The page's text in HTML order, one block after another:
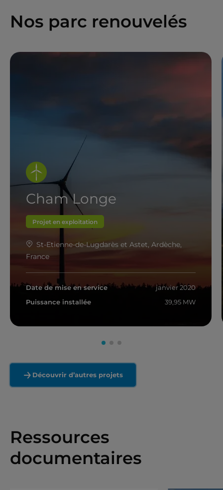
Nos parc renouvelés
Cham Longe
Projet en exploitation
St-Etienne-de-Lugdarès et Astet, Ardèche,
France
Date de mise en service
janvier 2020
Puissance installée
39,95 MW
En savoir plus
Découvrir d’autres projets
Ressources
documentaires